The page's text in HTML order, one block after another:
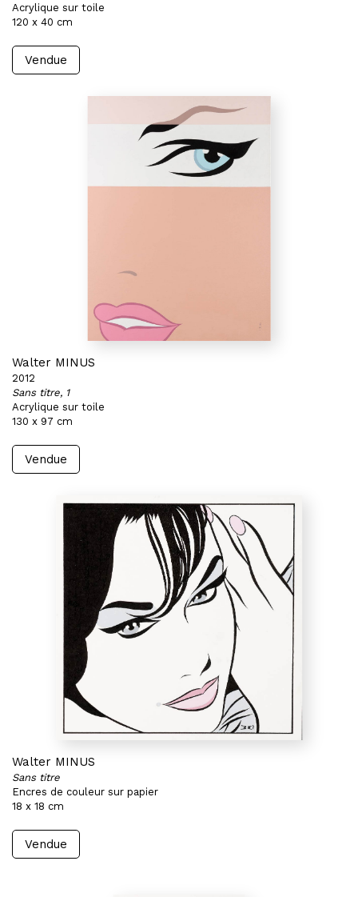
Acrylique sur toile
120 x 40 cm
Vendue
Walter MINUS
2012
Sans titre, 1
Acrylique sur toile
130 x 97 cm
Vendue
Walter MINUS
Sans titre
Encres de couleur sur papier
18 x 18 cm
Vendue